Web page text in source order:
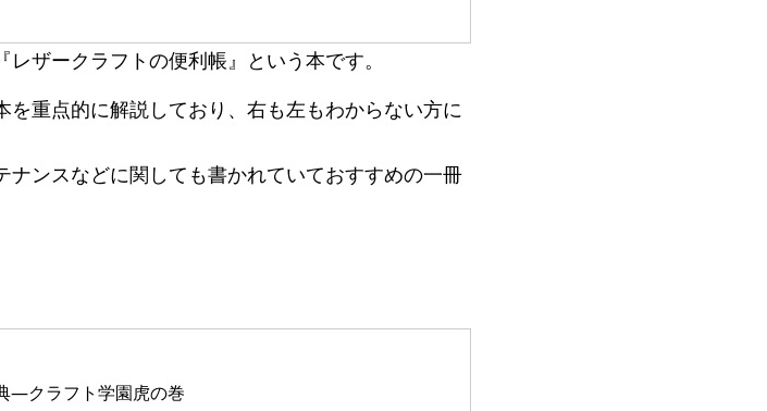
ザークラフトの便利帳』という本です。
重点的に解説しており、右も左もわからない方に
ンスなどに関しても書かれていておすすめの一冊
―クラフト学園虎の巻